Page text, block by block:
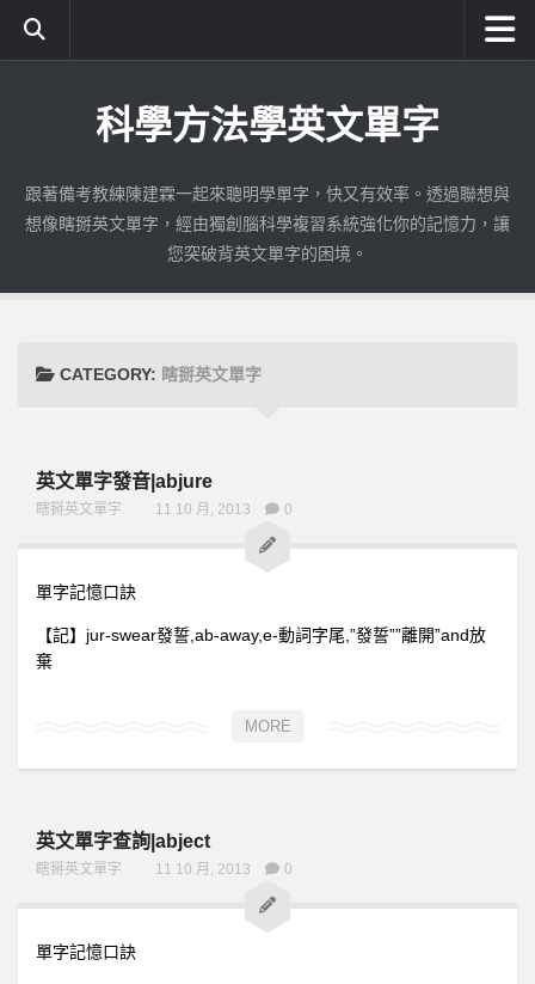
成為付費會員
如何註冊與登入
練習識字|公職英文
錯誤加強|公職英文
全民英檢
全民英檢初級104
全民英檢初級105
全民英檢初級107
全民英檢初級109
科學方法學英文單字
跟著備考教練陳建霖一起來聰明學單字，快又有效率。透過聯想與
想像瞎掰英文單字，經由獨創腦科學複習系統強化你的記憶力，讓
您突破背英文單字的困境。
CATEGORY: 瞎掰英文單字
英文單字發音|abjure
瞎掰英文單字 11 10 月, 2013 0
單字記憶口訣
【記】jur-swear發誓,ab-away,e-動詞字尾,”發誓””離開”and放
棄
MORE
英文單字查詢|abject
瞎掰英文單字 11 10 月, 2013 0
單字記憶口訣